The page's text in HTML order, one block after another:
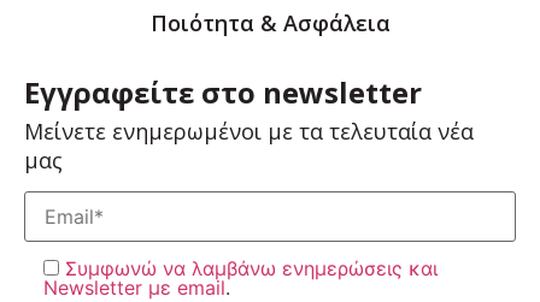
Ποιότητα & Ασφάλεια
Εγγραφείτε στο newsletter
Μείνετε ενημερωμένοι με τα τελευταία νέα
μας
Συμφωνώ να λαμβάνω ενημερώσεις και
Newsletter με email.